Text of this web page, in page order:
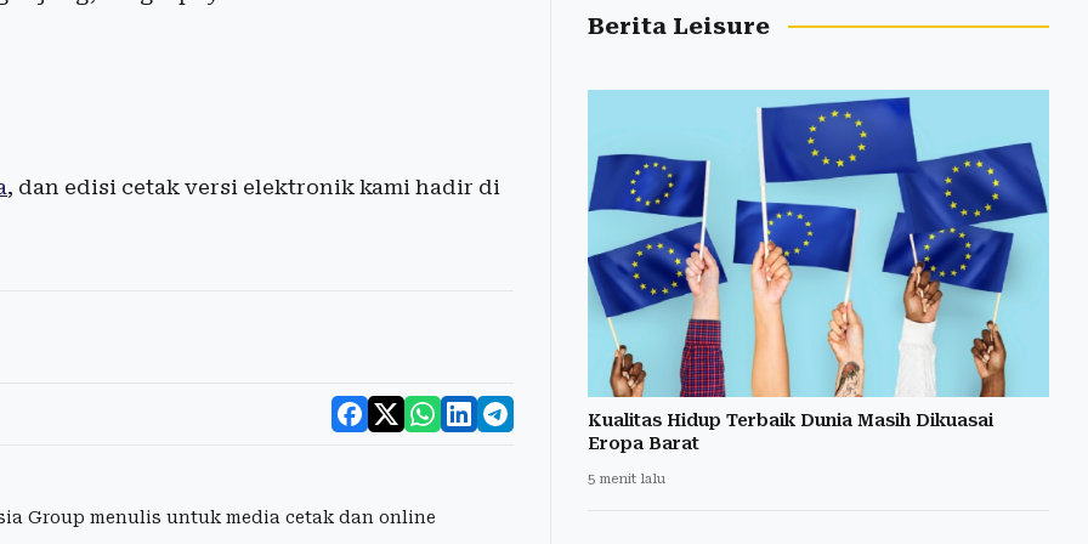
, dan edisi cetak versi elektronik kami hadir di
Group menulis untuk media cetak dan online
Berita Leisure
Kualitas Hidup Terbaik Dunia Masih Dikuasai
Eropa Barat
5 menit lalu